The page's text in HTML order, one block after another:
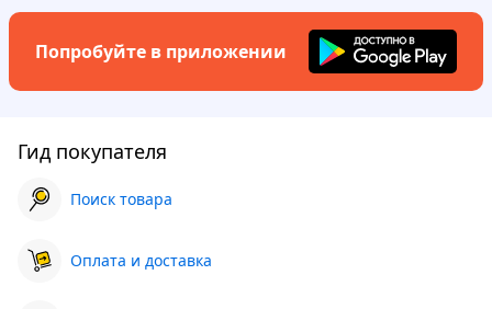
Попробуйте в приложении
Гид покупателя
Поиск товара
Оплата и доставка